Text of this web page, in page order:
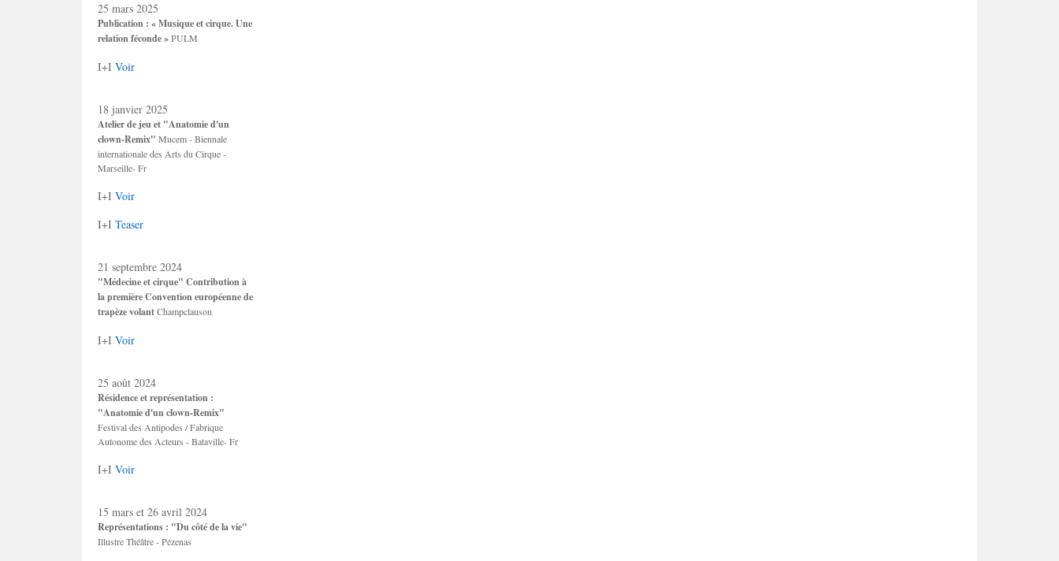
25 mars 2025
Publication : « Musique et cirque. Une
relation féconde »PULM
I+I Voir
18 janvier 2025
Atelier de jeu et "Anatomie d'un
clown-Remix" Mucem - Biennale
internationale des Arts du Cirque -
Marseille- Fr
I+I Voir
I+I Teaser
21 septembre 2024
"Médecine et cirque" Contribution à
la première Convention européenne de
trapèze volantChampclauson
I+I Voir
25 août 2024
Résidence et représentation :
"Anatomie d'un clown-Remix"
Festival des Antipodes / Fabrique
Autonome des Acteurs - Bataville- Fr
I+I Voir
15 mars et 26 avril 2024
Représentations : "Du côté de la vie"
Illustre Théâtre - Pézenas